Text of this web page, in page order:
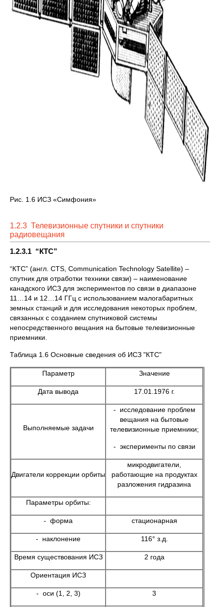
Рис. 1.6 ИСЗ «Симфония»
1.2.3 Телевизионные спутники и спутники
радиовещания
1.2.3.1 “КТС”
“КТС” (англ. CTS, Communication Technology Satellite) –
спутник для отработки техники связи) – наименование
канадского ИСЗ для экспериментов по связи в диапазоне
11…14 и 12…14 ГГц с использованием малогабаритных
земных станций и для исследования некоторых проблем,
связанных с созданием спутниковой системы
непосредственного вещания на бытовые телевизионные
приемники.
Таблица 1.6 Основные сведения об ИСЗ "КТС"
Параметр Значение
Дата вывода 17.01.1976 г.
Выполняемые задачи
- исследование проблем
вещания на бытовые
телевизионные приемники;
- эксперименты по связи
Двигатели коррекции орбиты
микродвигатели,
работающие на продуктах
разложения гидразина
Параметры орбиты:
- форма стационарная
- наклонение 116° з.д.
Время существования ИСЗ 2 года
Ориентация ИСЗ
- оси (1, 2, 3) 3